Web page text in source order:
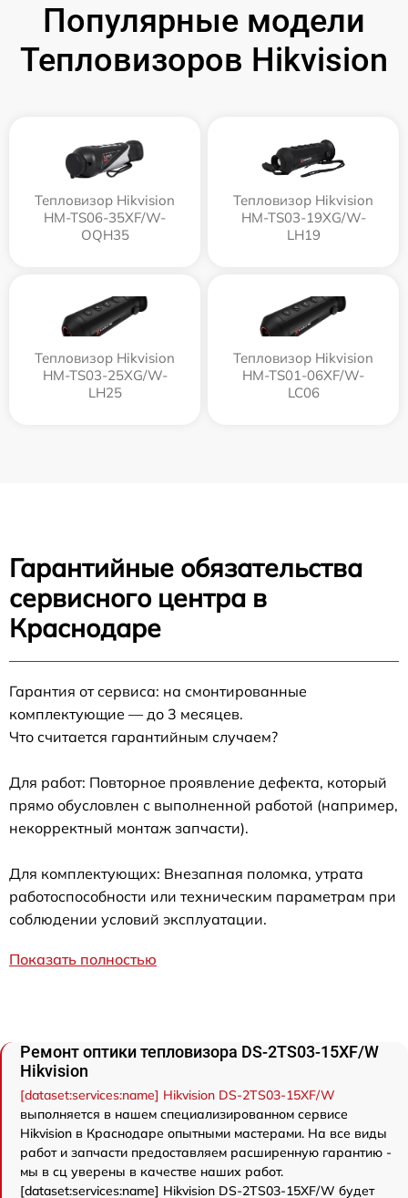
Популярные модели
Тепловизоров Hikvision
Тепловизор Hikvision
HM-TS06-35XF/W-
OQH35
Тепловизор Hikvision
HM-TS03-19XG/W-
LH19
Тепловизор Hikvision
HM-TS03-25XG/W-
LH25
Тепловизор Hikvision
HM-TS01-06XF/W-
LC06
Гарантийные обязательства
сервисного центра в
Краснодаре
Гарантия от сервиса: на смонтированные
комплектующие — до 3 месяцев.
Что считается гарантийным случаем?
Для работ: Повторное проявление дефекта, который
прямо обусловлен с выполненной работой (например,
некорректный монтаж запчасти).
Для комплектующих: Внезапная поломка, утрата
работоспособности или техническим параметрам при
соблюдении условий эксплуатации.
Показать полностью
Ремонт оптики тепловизора DS-2TS03-15XF/W
Hikvision
[dataset:services:name] Hikvision DS-2TS03-15XF/W
выполняется в нашем специализированном сервисе
Hikvision в Краснодаре опытными мастерами. На все виды
работ и запчасти предоставляем расширенную гарантию -
мы в сц уверены в качестве наших работ.
[dataset:services:name] Hikvision DS-2TS03-15XF/W будет